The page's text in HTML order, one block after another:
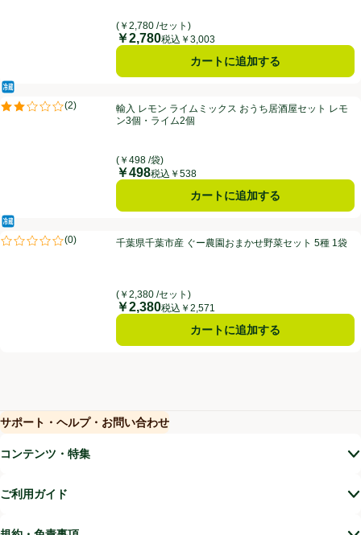
(￥2,780 /セット)
価格
￥2,780税込￥3,003
カートに追加する
輸入 レモン ライムミックス おうち居酒屋セット レモン3個・ライム2
冷蔵食品
(2)
評価は2件のレビューで5点中2.0点。輸入 レモン ライムミックス おうち居酒屋セット レモ
ン3個・ライム2個
(￥498 /袋)
価格
￥498税込￥538
カートに追加する
千葉県千葉市産 ぐー農園おまかせ野菜セット 5種 1袋
冷蔵食品
(0)
評価は0件のレビューで5点中0.0点。千葉県千葉市産 ぐー農園おまかせ野菜セット 5種 1袋
(￥2,380 /セット)
価格
￥2,380税込￥2,571
カートに追加する
サポート・ヘルプ・お問い合わせ
(新しいウィンドウで開く)
コンテンツ・特集
ご利用ガイド